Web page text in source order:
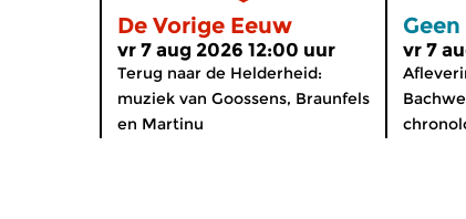
De Vorige Eeuw
vr 7 aug 2026 12:00 uur
Terug naar de Helderheid:
muziek van Goossens, Braunfels
en Martinu
vr 7